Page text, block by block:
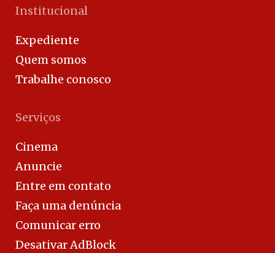
Institucional
Expediente
Quem somos
Trabalhe conosco
Serviços
Cinema
Anuncie
Entre em contato
Faça uma denúncia
Comunicar erro
Desativar AdBlock